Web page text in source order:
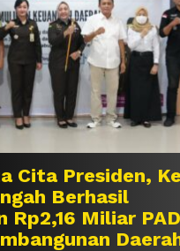
Cita Presiden,
Berhasil
Rp2,16 Miliar